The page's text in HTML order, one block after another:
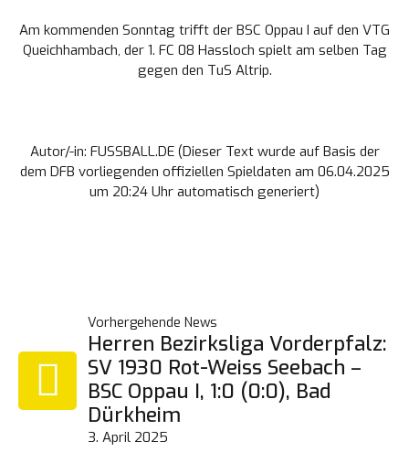
Am kommenden Sonntag trifft der BSC Oppau I auf den VTG
Queichhambach, der 1. FC 08 Hassloch spielt am selben Tag
gegen den TuS Altrip.
Autor/-in: FUSSBALL.DE (Dieser Text wurde auf Basis der
dem DFB vorliegenden offiziellen Spieldaten am 06.04.2025
um 20:24 Uhr automatisch generiert)
BEITRAGSNAVIGATION
Vorhergehende News
Herren Bezirksliga Vorderpfalz:
SV 1930 Rot-Weiss Seebach –
BSC Oppau I, 1:0 (0:0), Bad
Dürkheim
3. April 2025